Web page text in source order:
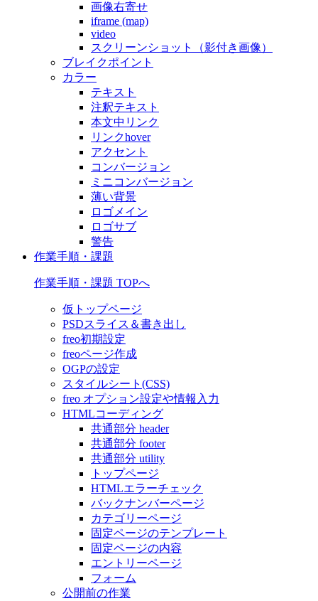
画像右寄せ
iframe (map)
video
スクリーンショット（影付き画像）
ブレイクポイント
カラー
テキスト
注釈テキスト
本文中リンク
リンクhover
アクセント
コンバージョン
ミニコンバージョン
薄い背景
ロゴメイン
ロゴサブ
警告
作業手順・課題
作業手順・課題 TOPへ
仮トップページ
PSDスライス＆書き出し
freo初期設定
freoページ作成
OGPの設定
スタイルシート(CSS)
freo オプション設定や情報入力
HTMLコーディング
共通部分 header
共通部分 footer
共通部分 utility
トップページ
HTMLエラーチェック
バックナンバーページ
カテゴリーページ
固定ページのテンプレート
固定ページの内容
エントリーページ
フォーム
公開前の作業